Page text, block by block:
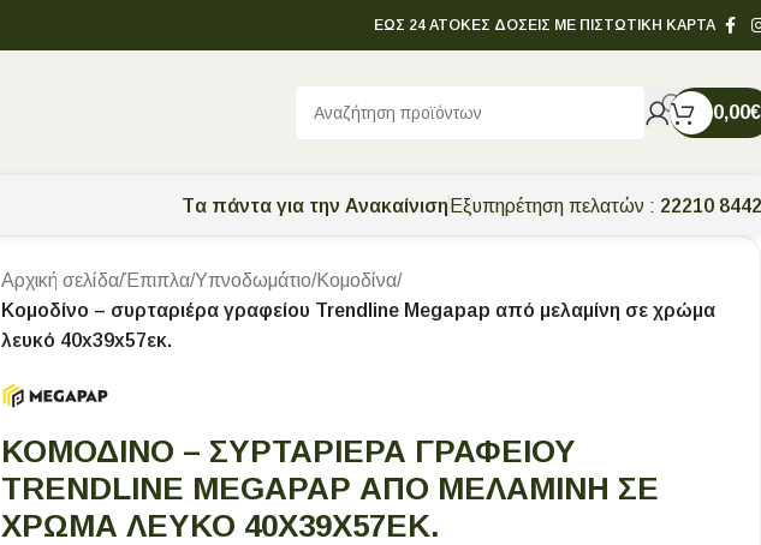
ΕΩΣ 24 ΑΤΟΚΕΣ ΔΟΣΕΙΣ ΜΕ ΠΙΣΤΩΤΙΚΗ ΚΑΡΤΑ
0,00€
Tα πάντα για την Ανακαίνιση Εξυπηρέτηση πελατών : 22210
Αρχική σελίδα/Έπιπλα/Υπνοδωμάτιο/Κομοδίνα/
Κομοδίνο – συρταριέρα γραφείου Trendline Megapap από μελαμίνη σε χρώμα
λευκό 40x39x57εκ.
ΚΟΜΟΔΊΝΟ – ΣΥΡΤΑΡΙΈΡΑ ΓΡΑΦΕΊΟΥ
TRENDLINE MEGAPAP ΑΠΌ ΜΕΛΑΜΊΝΗ ΣΕ
ΧΡΏΜΑ ΛΕΥΚΌ 40X39X57ΕΚ.